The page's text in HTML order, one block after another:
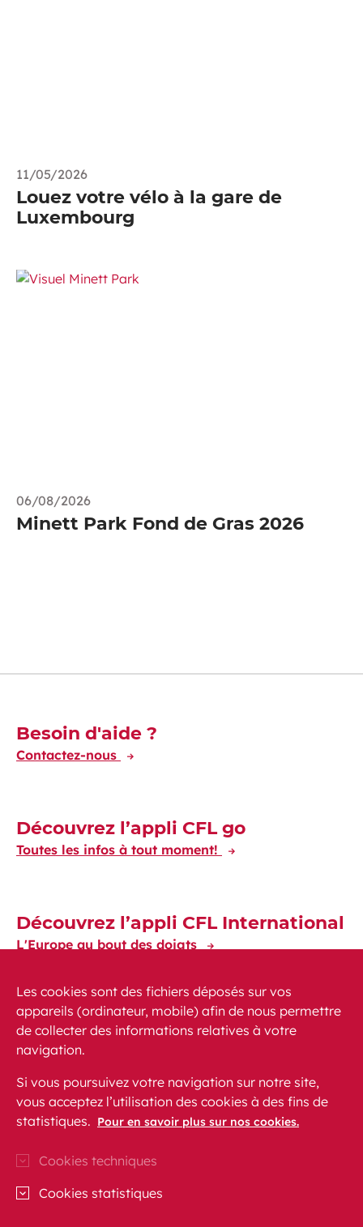
11/05/2026
Louez votre vélo à la gare de
Luxembourg
06/08/2026
Minett Park Fond de Gras 2026
Découvrez-en plus
Besoin d'aide ?
Contactez-nous
Découvrez l’appli CFL go
Toutes les infos à tout moment!
Découvrez l’appli CFL International
L'Europe au bout des doigts
Mentions légales
Protection des données personnelles
CFL sur Instagram (Ouvre une nouvelle fenêtre)
Blog CFL (Ouvre une nouvelle fenêtre)
CFL sur Facebook (Ouvre une
Les cookies sont des fichiers déposés sur vos
appareils (ordinateur, mobile) afin de nous permettre
de collecter des informations relatives à votre
navigation.
Si vous poursuivez votre navigation sur notre site,
vous acceptez l’utilisation des cookies à des fins de
statistiques. Pour en savoir plus sur nos cookies.
Cookies techniques
Cookies statistiques